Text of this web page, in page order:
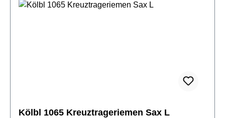
Kölbl 1065 Kreuztrageriemen Sax L